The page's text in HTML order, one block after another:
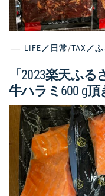
LIFE／日常/TAX／
「2023楽天ふ
牛ハラミ600 g